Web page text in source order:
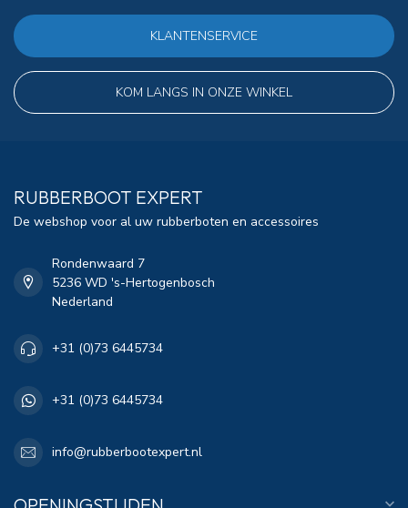
KLANTENSERVICE
KOM LANGS IN ONZE WINKEL
RUBBERBOOT EXPERT
De webshop voor al uw rubberboten en accessoires
Rondenwaard 7
5236 WD 's-Hertogenbosch
Nederland
+31 (0)73 6445734
+31 (0)73 6445734
info@rubberbootexpert.nl